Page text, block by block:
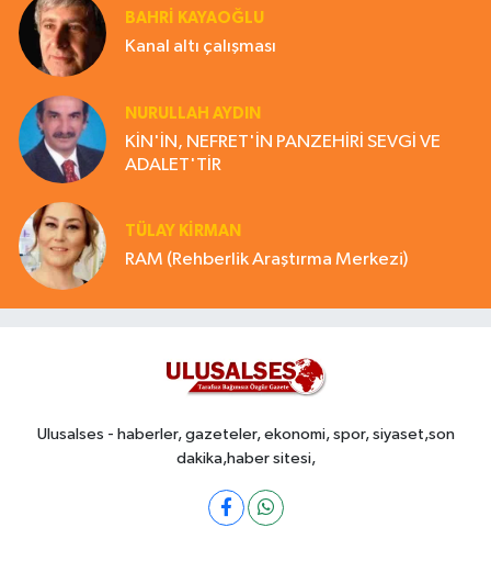
BAHRI KAYAOĞLU
Kanal altı çalışması
NURULLAH AYDIN
KİN'İN, NEFRET'İN PANZEHİRİ SEVGİ VE
ADALET'TİR
TÜLAY KİRMAN
RAM (Rehberlik Araştırma Merkezi)
Ulusalses - haberler, gazeteler, ekonomi, spor, siyaset,son
dakika,haber sitesi,